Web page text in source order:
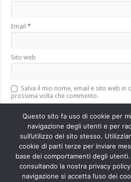
Email*
Sito web
Salva il mio nome, email e sito web in
prossima volta che commento.
Questo sito utilizza Akismet per ridurre lo
elaborati i dati derivati dai commenti.
Powered byWordPress|
Questo sito fa uso di cookie per
navigazione degli utenti e per
sull’utilizzo del sito stesso.
cookie di parti terze per inviare
base dei comportamenti degli
consultando la nostra privacy
navigazione si accetta l’uso dei